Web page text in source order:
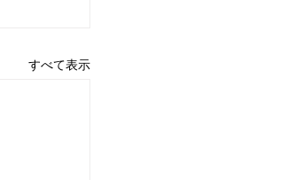
すべて表示